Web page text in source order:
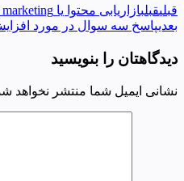
قبلیقبلبازاریابی محتوا یا content marketing چیست؟
بعدیپاسخ سه سوال در مورد
دیدگاهتان را بنویسید
نشانی ایمیل شما منتشر نخواهد